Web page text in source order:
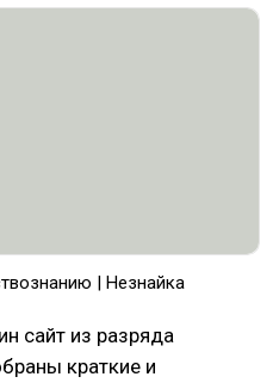
| Незнайка
сайт из разряда
краткие и